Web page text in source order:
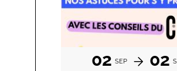
02 SEP 02